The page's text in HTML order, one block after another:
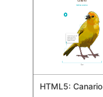
HTML5: Canario